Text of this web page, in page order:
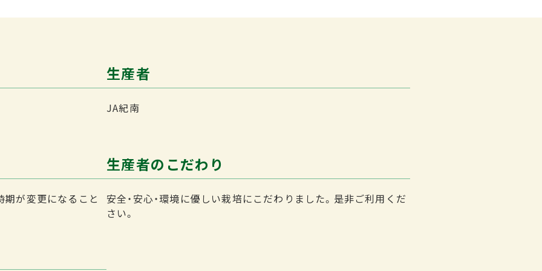
生産者
JA紀南
が変更になること
生産者のこだわり
安全・安心・環境に優しい栽培にこだわりました。是非ご利用くだ
さい。